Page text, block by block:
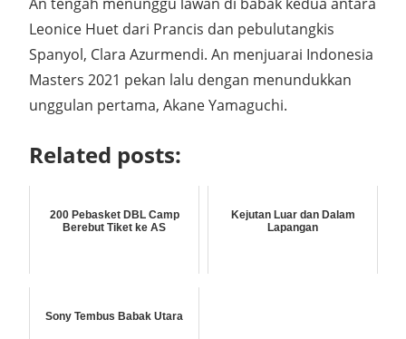
Leonice Huet dari Prancis dan pebulutangkis
Spanyol, Clara Azurmendi. An menjuarai Indonesia
Masters 2021 pekan lalu dengan menundukkan
unggulan pertama, Akane Yamaguchi.
Related posts:
200 Pebasket DBL Camp
Berebut Tiket ke AS
Kejutan Luar dan Dalam
Lapangan
Sony Tembus Babak Utara